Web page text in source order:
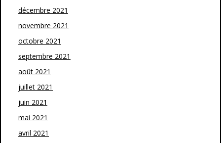
décembre 2021
novembre 2021
octobre 2021
septembre 2021
août 2021
juillet 2021
juin 2021
mai 2021
avril 2021